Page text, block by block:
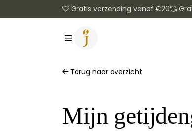
Gratis verzending vanaf €20
Terug naar overzicht
Mijn